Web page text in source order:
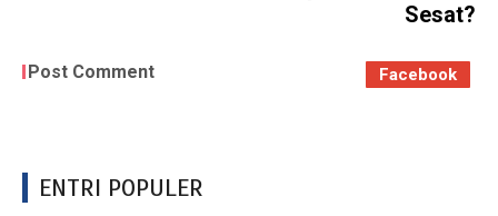
Sesat?
Post Comment Facebook
ENTRI POPULER